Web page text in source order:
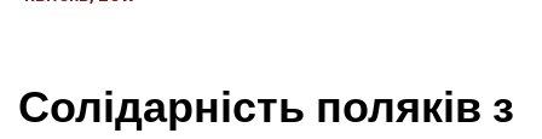
Солідарність поляків з